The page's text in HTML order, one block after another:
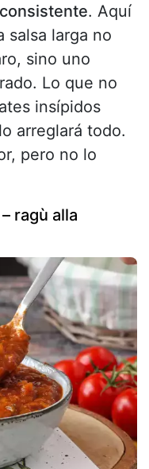
. Aquí
salsa larga no
sino uno
Lo que no
insípidos
arreglará todo.
pero no lo
ragù alla